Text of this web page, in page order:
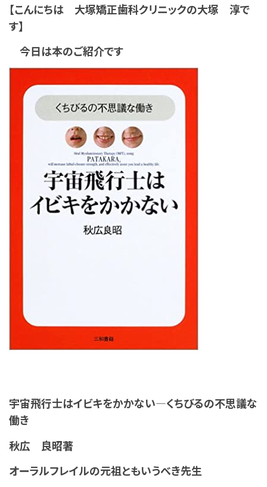
【こんにちは 大塚矯正歯科クリニックの大塚 淳で
す】
今日は本のご紹介です
宇宙飛行士はイビキをかかない―くちびるの不思議な
働き
秋広 良昭著
オーラルフレイルの元祖ともいうべき先生